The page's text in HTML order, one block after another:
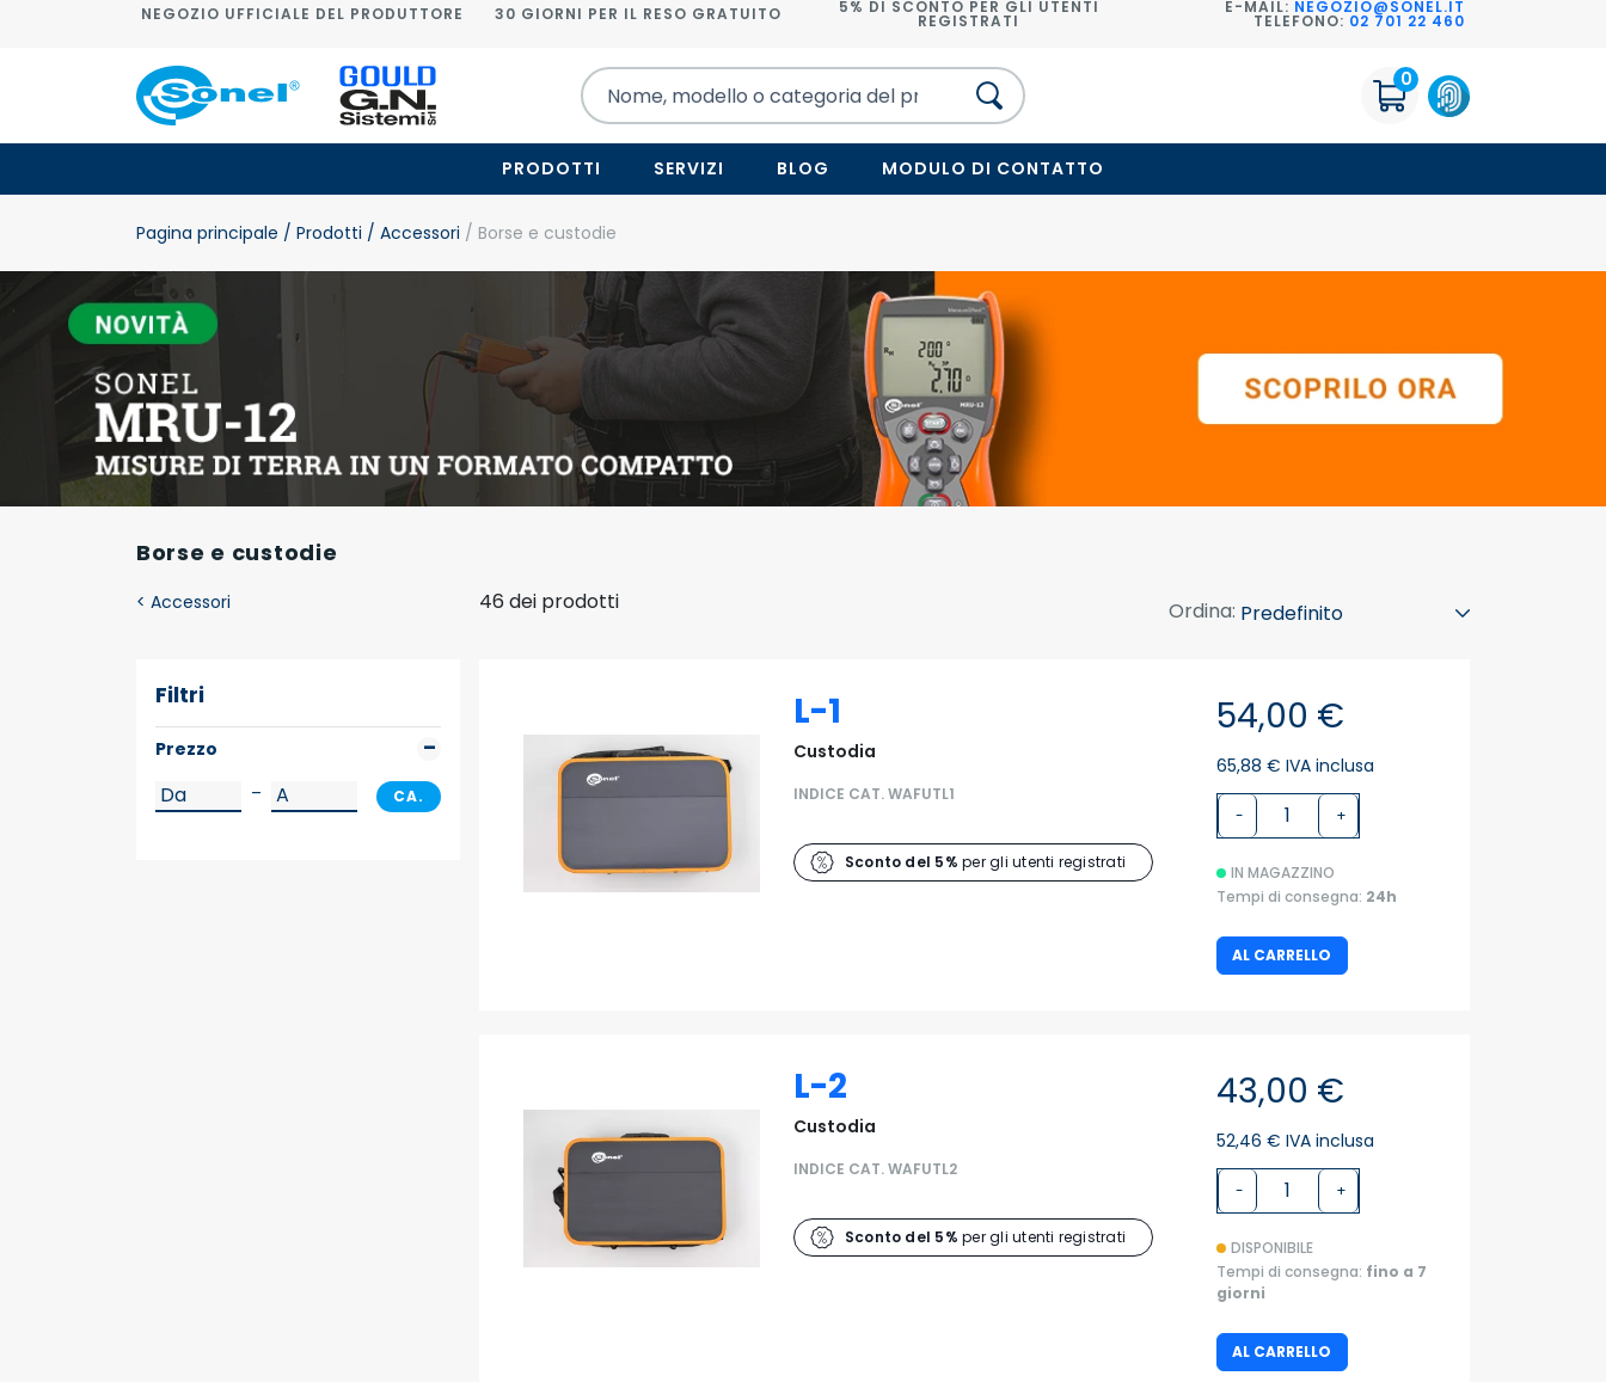
NEGOZIO UFFICIALE DEL PRODUTTORE 30 GIORNI PER IL RESO GRATUITO 5% DI SCONTO PER GLI UTENTI
REGISTRATI
E-MAIL: NEGOZIO@SONEL.IT
TELEFONO: 02 701 22 460
0
PRODOTTI SERVIZI BLOG MODULO DI CONTATTO
Pagina principale / Prodotti / Accessori / Borse e custodie
Borse e custodie
< Accessori 46 dei prodotti Ordina:
Filtri
Prezzo
–
CA.
L-1
Custodia
INDICE CAT. WAFUTL1
Sconto del 5% per gli utenti registrati
54,00 €
65,88 € IVA inclusa
- +
IN MAGAZZINO
Tempi di consegna: 24h
AL CARRELLO
L-2
Custodia
INDICE CAT. WAFUTL2
Sconto del 5% per gli utenti registrati
43,00 €
52,46 € IVA inclusa
- +
DISPONIBILE
Tempi di consegna: fino a 7
giorni
AL CARRELLO